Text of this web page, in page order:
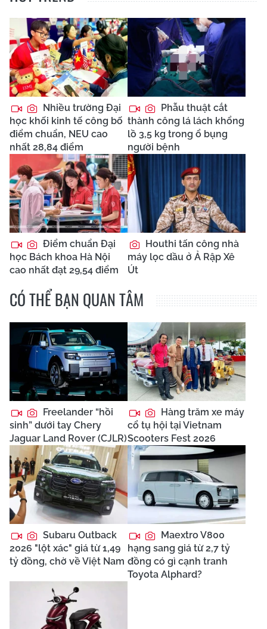
Nhiều trường Đại
học khối kinh tế công bố
điểm chuẩn, NEU cao
nhất 28,84 điểm
Phẫu thuật cắt
thành công lá lách khổng
lồ 3,5 kg trong ổ bụng
người bệnh
Điểm chuẩn Đại
học Bách khoa Hà Nội
cao nhất đạt 29,54 điểm
Houthi tấn công nhà
máy lọc dầu ở Ả Rập Xê
Út
CÓ THỂ BẠN QUAN TÂM
Freelander “hồi
sinh” dưới tay Chery
Jaguar Land Rover (CJLR)
Hàng trăm xe máy
cổ tụ hội tại Vietnam
Scooters Fest 2026
Subaru Outback
2026 "lột xác" giá từ 1,49
tỷ đồng, chờ về Việt Nam
Maextro V800
hạng sang giá từ 2,7 tỷ
đồng có gì cạnh tranh
Toyota Alphard?